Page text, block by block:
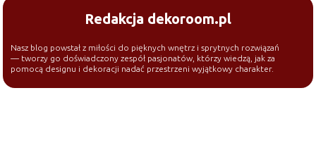
Redakcja dekoroom.pl
Nasz blog powstał z miłości do pięknych wnętrz i sprytnych rozwiązań
— tworzy go doświadczony zespół pasjonatów, którzy wiedzą, jak za
pomocą designu i dekoracji nadać przestrzeni wyjątkowy charakter.